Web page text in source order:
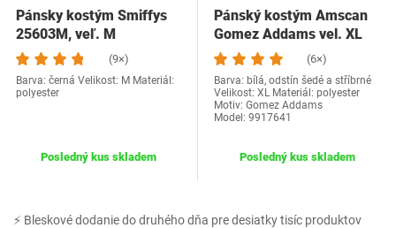
⚡ Bleskové dodanie do druhého dňa pre desiatky tisíc produktov
Pánsky kostým Smiffys
25603M, veľ. M
(9×)
Barva: černá Velikost: M Materiál:
polyester
Posledný kus skladem
Pánský kostým Amscan
Gomez Addams vel. XL
(6×)
Barva: bílá, odstín šedé a stříbrné
Velikost: XL Materiál: polyester
Motiv: Gomez Addams
Model: 9917641
Posledný kus skladem